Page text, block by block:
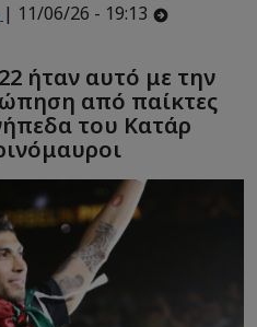
| 11/06/26 - 19:13
ήταν αυτό με την
από παίκτες
του Κατάρ